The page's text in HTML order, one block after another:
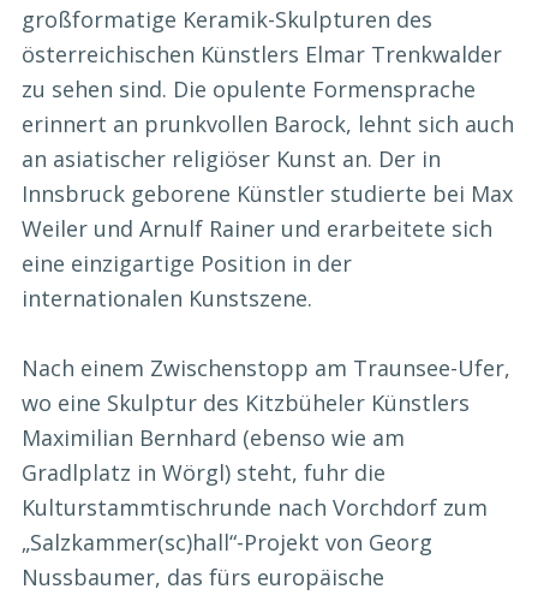
großformatige Keramik-Skulpturen des
österreichischen Künstlers Elmar Trenkwalder
zu sehen sind. Die opulente Formensprache
erinnert an prunkvollen Barock, lehnt sich auch
an asiatischer religiöser Kunst an. Der in
Innsbruck geborene Künstler studierte bei Max
Weiler und Arnulf Rainer und erarbeitete sich
eine einzigartige Position in der
internationalen Kunstszene.
Nach einem Zwischenstopp am Traunsee-Ufer,
wo eine Skulptur des Kitzbüheler Künstlers
Maximilian Bernhard (ebenso wie am
Gradlplatz in Wörgl) steht, fuhr die
Kulturstammtischrunde nach Vorchdorf zum
„Salzkammer(sc)hall“-Projekt von Georg
Nussbaumer, das fürs europäische